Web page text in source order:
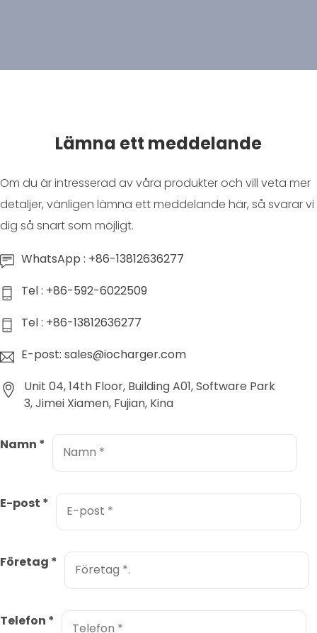
Lämna ett meddelande
Om du är intresserad av våra produkter och vill veta mer
detaljer, vänligen lämna ett meddelande här, så svarar vi
dig så snart som möjligt.
WhatsApp : +86-13812636277
Tel : +86-592-6022509
Tel : +86-13812636277
E-post: sales@iocharger.com
Unit 04, 14th Floor, Building A01, Software Park
3, Jimei Xiamen, Fujian, Kina
Namn *
E-post *
Företag *
Telefon *